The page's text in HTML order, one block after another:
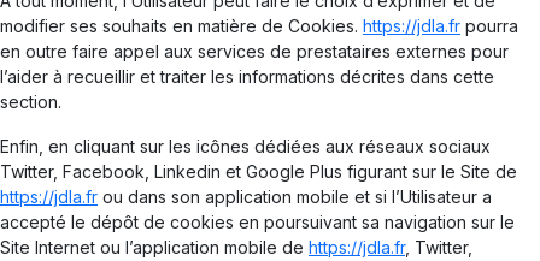
modifier ses souhaits en matière de Cookies. https://jdla.fr pourra
en outre faire appel aux services de prestataires externes pour
l’aider à recueillir et traiter les informations décrites dans cette
section.
Enfin, en cliquant sur les icônes dédiées aux réseaux sociaux
Twitter, Facebook, Linkedin et Google Plus figurant sur le Site de
https://jdla.fr ou dans son application mobile et si l’Utilisateur a
accepté le dépôt de cookies en poursuivant sa navigation sur le
Site Internet ou l’application mobile de https://jdla.fr, Twitter,